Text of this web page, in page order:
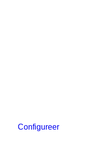
Configureer